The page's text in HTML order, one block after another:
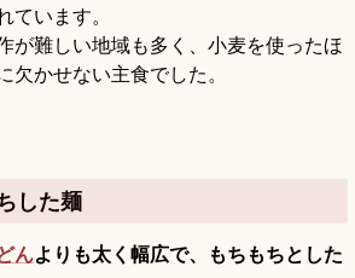
ています。
が難しい地域も多く、小麦を使ったほ
欠かせない主食でした。
した麺
んよりも太く幅広で、もちもちとした